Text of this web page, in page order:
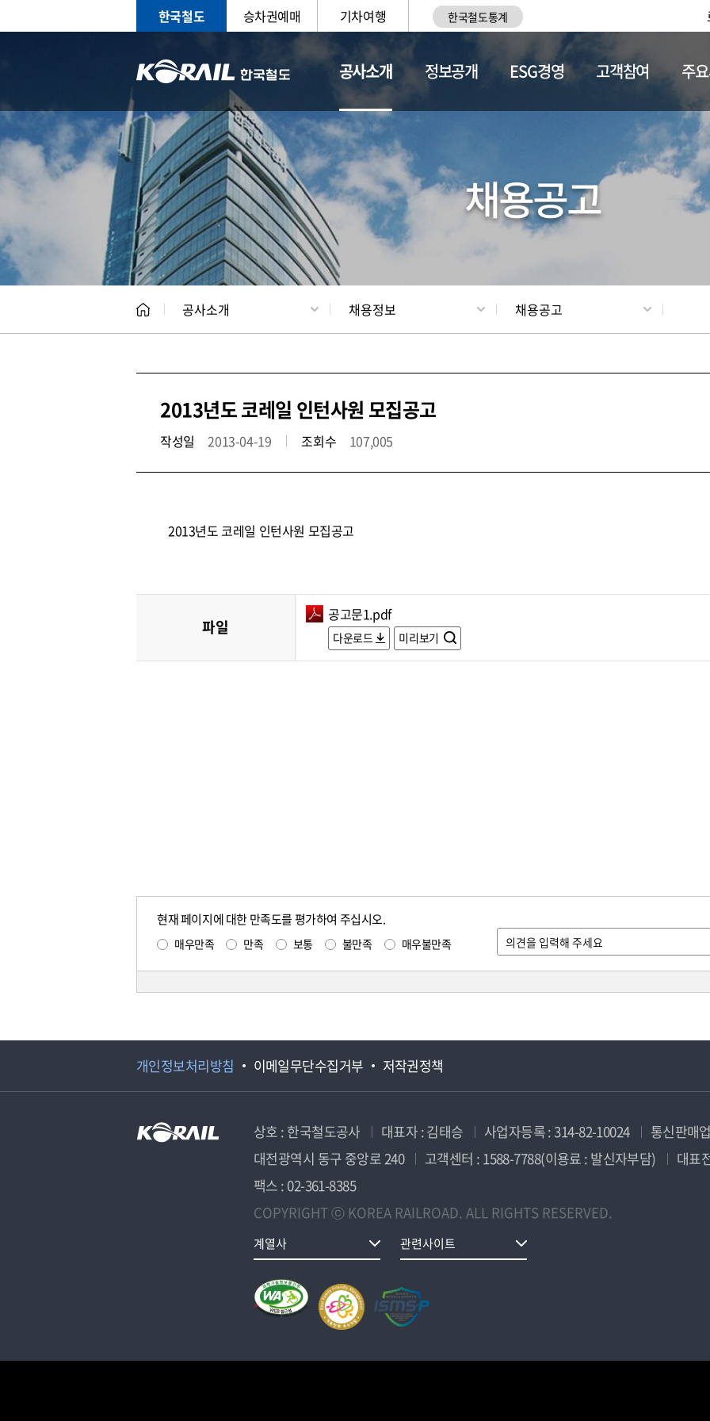
한국철도 승차권예매 기차여행 한국철도통계
공사소개
CEO 일반현황 채용정보
정보공개 ESG경영 고객참여 주
채용공고
공사소개 채용정보 채용공고
2013년도 코레일 인턴사원 모집공고
작성일 2013-04-19 조회수 107,005
2013년도 코레일 인턴사원 모집공고
파일
공고문1.pdf
다운로드 미리보기
현재 페이지에 대한 만족도를 평가하여 주십시오.
매우만족 만족 보통 불만족 매우불만족
개인정보처리방침 이메일무단수집거부 저작권정책
상호 : 한국철도공사 대표자 : 김태승 사업자등록 : 314-82-10024
통신판매
대전광역시 동구 중앙로 240
고객센터 : 1588-7788(이용료 : 발신자부담)
대표
팩스 : 02-361-8385
COPYRIGHT ⓒ KOREA RAILROAD. ALL RIGHTS RESERVED.
계열사 관련사이트